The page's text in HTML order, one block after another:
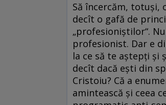
Să încercăm, totuşi,
decît o gafă de
„profesioniştilor“.
profesionist. Dar e
la ce să te aştepţi şi
decît dacă eşti din
Cristoiu? Că a
amintească şi ceea